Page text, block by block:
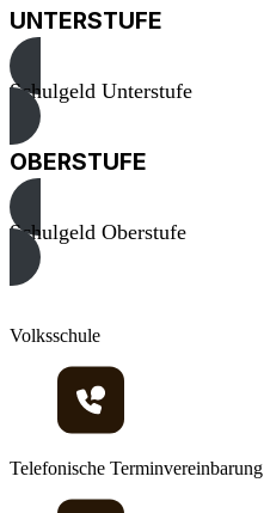
UNTERSTUFE
Schulgeld Unterstufe
OBERSTUFE
Schulgeld Oberstufe
Volksschule
Telefonische Terminvereinbarung